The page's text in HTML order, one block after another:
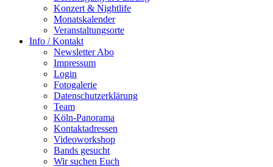
Konzert & Nightlife
Monatskalender
Veranstaltungsorte
Info / Kontakt
Newsletter Abo
Impressum
Login
Fotogalerie
Datenschutzerklärung
Team
Köln-Panorama
Kontaktadressen
Videoworkshop
Bands gesucht
Wir suchen Euch